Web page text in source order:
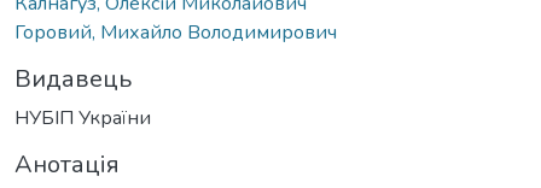
Горовий, Михайло Володимирович
Видавець
НУБІП України
Анотація